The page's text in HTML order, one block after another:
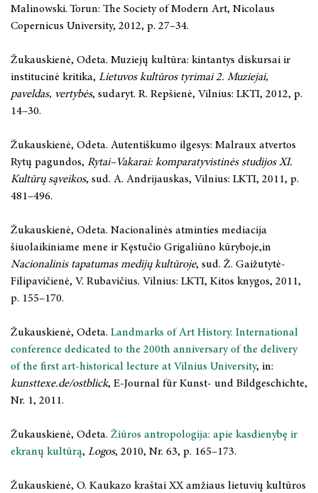
Malinowski. Torun: The Society of Modern Art, Nicolaus
Copernicus University, 2012, p. 27–34.
Žukauskienė, Odeta. Muziejų kultūra: kintantys diskursai ir
institucinė kritika, Lietuvos kultūros tyrimai 2. Muziejai,
paveldas, vertybės, sudaryt. R. Repšienė, Vilnius: LKTI, 2012, p.
14–30.
Žukauskienė, Odeta. Autentiškumo ilgesys: Malraux atvertos
Rytų pagundos, Rytai–Vakarai: komparatyvistinės studijos XI.
Kultūrų sąveikos, sud. A. Andrijauskas, Vilnius: LKTI, 2011, p.
481–496.
Žukauskienė, Odeta. Nacionalinės atminties mediacija
šiuolaikiniame mene ir Kęstučio Grigaliūno kūryboje,in
Nacionalinis tapatumas medijų kultūroje, sud. Ž. Gaižutytė-
Filipavičienė, V. Rubavičius. Vilnius: LKTI, Kitos knygos, 2011,
p. 155–170.
Žukauskienė, Odeta. Landmarks of Art History. International
conference dedicated to the 200th anniversary of the delivery
of the first art-historical lecture at Vilnius University, in:
kunsttexe.de/ostblick, E-Journal für Kunst- und Bildgeschichte,
Nr. 1, 2011.
Žukauskienė, Odeta. Žiūros antropologija: apie kasdienybę ir
ekranų kultūrą, Logos, 2010, Nr. 63, p. 165–173.
Žukauskienė, O. Kaukazo kraštai XX amžiaus lietuvių kultūros